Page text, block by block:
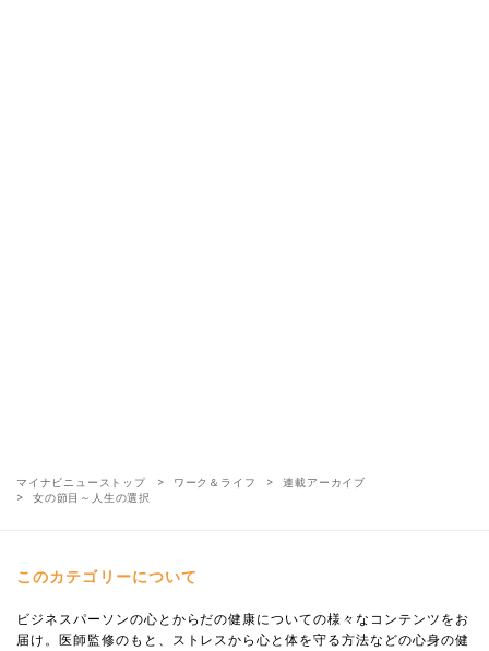
マイナビニューストップ ワーク＆ライフ
連載アーカイブ
女の節目～人生の選択
このカテゴリーについて
ビジネスパーソンの心とからだの健康についての様々なコンテンツをお
届け。医師監修のもと、ストレスから心と体を守る方法などの心身の健